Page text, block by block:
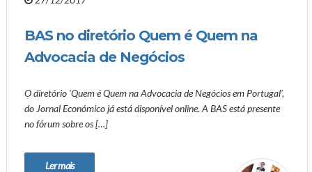
BAS no diretório Quem é Quem na
Advocacia de Negócios
O diretório ‘Quem é Quem na Advocacia de Negócios em Portugal’,
do Jornal Económico já está disponível online. A BAS está presente
no fórum sobre os […]
Ler mais